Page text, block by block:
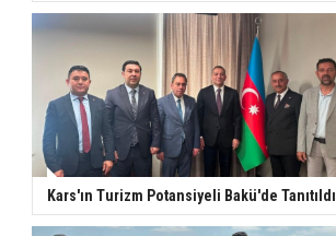
Kars'ın Turizm Potansiyeli Bakü'de Tanıtıldı